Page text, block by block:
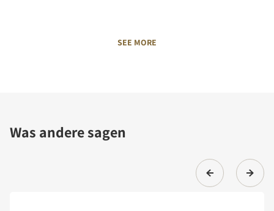
SEE MORE
Was andere sagen